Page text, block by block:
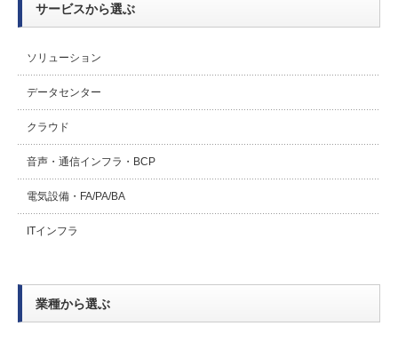
サービスから選ぶ
ソリューション
データセンター
クラウド
音声・通信インフラ・BCP
電気設備・FA/PA/BA
ITインフラ
業種から選ぶ